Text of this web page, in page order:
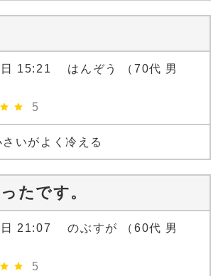
15:21 はんぞう （70代 男
5
いがよく冷える
たです。
21:07 のぶすが （60代 男
5